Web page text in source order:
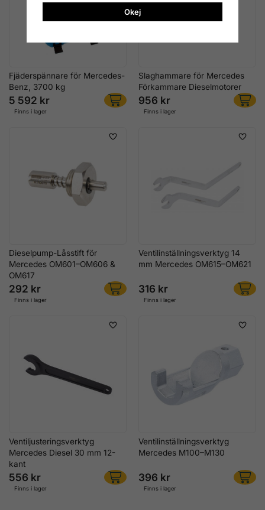
Fjäderspännare för Mercedes-
Benz, 3700 kg
5 592 kr
Finns i lager
Slaghammare för Mercedes
Förkammare Dieselmotorer
956 kr
Finns i lager
Dieselpump-Låsstift för
Mercedes OM601–OM606 &
OM617
292 kr
Finns i lager
Ventilinställningsverktyg 14
mm Mercedes OM615–OM621
316 kr
Finns i lager
Ventiljusteringsverktyg
Mercedes Diesel 30 mm 12-
kant
556 kr
Finns i lager
Ventilinställningsverktyg
Mercedes M100–M130
396 kr
Finns i lager
Okej